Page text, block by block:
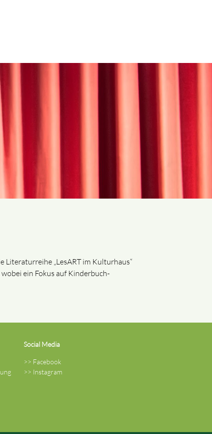
„LesART im Kulturhaus“
ein Fokus auf Kinderbuch-
Social Media
>> Facebook
>> Instagram